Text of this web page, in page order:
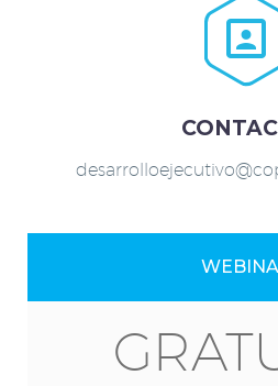

